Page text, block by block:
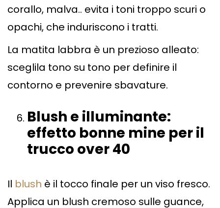
corallo, malva.. evita i toni troppo scuri o
opachi, che induriscono i tratti.
La matita labbra è un prezioso alleato:
sceglila tono su tono per definire il
contorno e prevenire sbavature.
Blush e illuminante:
effetto bonne mine per il
trucco over 40
Il blush è il tocco finale per un viso fresco.
Applica un blush cremoso sulle guance,